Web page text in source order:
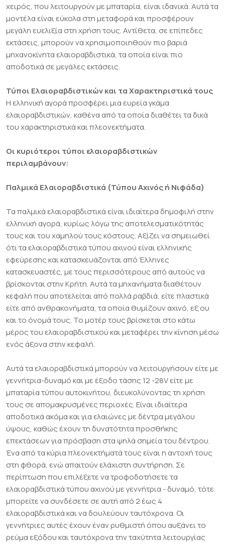
χειρός, που λειτουργούν με μπαταρία, είναι ιδανικά. Αυτά τα
μοντέλα είναι εύκολα στη μεταφορά και προσφέρουν
μεγάλη ευελιξία στη χρήση τους. Αντίθετα, σε επίπεδες
εκτάσεις, μπορούν να χρησιμοποιηθούν πιο βαριά
μηχανοκίνητα ελαιοραβδιστικά, τα οποία είναι πιο
αποδοτικά σε μεγάλες εκτάσεις.
Τύποι Ελαιοραβδιστικών και τα Χαρακτηριστικά τους
Η ελληνική αγορά προσφέρει μια ευρεία γκάμα
ελαιοραβδιστικών, καθένα από τα οποία διαθέτει τα δικά
του χαρακτηριστικά και πλεονεκτήματα.
Οι κυριότεροι τύποι ελαιοραβδιστικών
περιλαμβάνουν:
Παλμικά Ελαιοραβδιστικά (Τύπου Αχινός ή Νιφάδα)
Τα παλμικά ελαιοραβδιστικά είναι ιδιαίτερα δημοφιλή στην
ελληνική αγορά, κυρίως λόγω της αποτελεσματικότητάς
τους και του χαμηλού τους κόστους. Αξίζει να σημειωθεί
ότι τα ελαιοραβδιστικά τύπου αχινού είναι ελληνικής
εφεύρεσης και κατασκευάζονται από Έλληνες
κατασκευαστές, με τους περισσότερους από αυτούς να
βρίσκονται στην Κρήτη. Αυτά τα μηχανήματα διαθέτουν
κεφαλή που αποτελείται από πολλά ραβδιά, είτε πλαστικά
είτε από ανθρακονήματα, τα οποία θυμίζουν αχινό, εξ ου
και το όνομά τους. Το μοτέρ τους βρίσκεται στο κάτω
μέρος του ελαιοραβδιστικού και μεταφέρει την κίνηση μέσω
ενός άξονα στην κεφαλή.
Αυτά τα ελαιοραβδιστικά μπορούν να λειτουργήσουν είτε με
γεννήτρια-δυναμό και με έξοδο τάσης 12 -28V είτε με
μπαταρία τύπου αυτοκινήτου, διευκολύνοντας τη χρήση
τους σε απομακρυσμένες περιοχές. Είναι ιδιαίτερα
αποδοτικά ακόμα και για ελαιώνες με δέντρα μεγάλου
ύψους, καθώς έχουν τη δυνατότητα προσθήκης
επεκτάσεων για πρόσβαση στα ψηλά σημεία του δέντρου.
Ένα από τα κύρια πλεονεκτήματά τους είναι η αντοχή τους
στη φθορά, ενώ απαιτούν ελάχιστη συντήρηση. Σε
περίπτωση που επιλέξετε να τροφοδοτήσετε τα
ελαιοραβδιστικά τύπου αχινού με γεννήτρια - δυναμό, τότε
μπορείτε να συνδέσετε σε αυτή από 2 έως 4
ελαιοραβδιστικά και να δουλεύουν ταυτόχρονα. Οι
γεννήτριες αυτές έχουν έναν ρυθμιστή όπου αυξάνει το
ρεύμα εξόδου και ταυτόχρονα την ταχύτητα λειτουργίας